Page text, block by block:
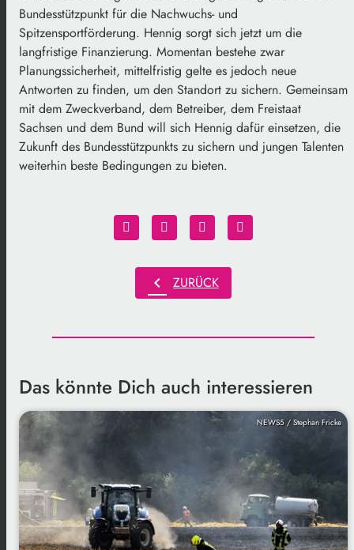
Bundesstützpunkt für die Nachwuchs- und
Spitzensportförderung. Hennig sorgt sich jetzt um die
langfristige Finanzierung. Momentan bestehe zwar
Planungssicherheit, mittelfristig gelte es jedoch neue
Antworten zu finden, um den Standort zu sichern. Gemeinsam
mit dem Zweckverband, dem Betreiber, dem Freistaat
Sachsen und dem Bund will sich Hennig dafür einsetzen, die
Zukunft des Bundesstützpunkts zu sichern und jungen Talenten
weiterhin beste Bedingungen zu bieten.
chevron_left ZURÜCK
Das könnte Dich auch interessieren
NEWS5 / Stephan Fricke